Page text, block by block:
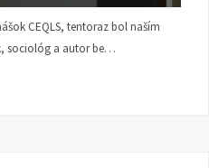
CEQLS, tentoraz bol naším
sociológ a autor be…